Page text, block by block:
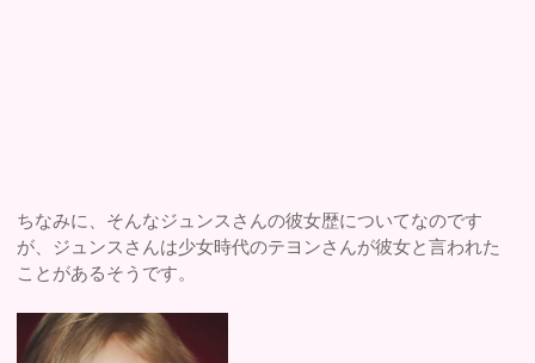
ちなみに、そんなジュンスさんの彼女歴についてなのです
が、ジュンスさんは少女時代のテヨンさんが彼女と言われた
ことがあるそうです。